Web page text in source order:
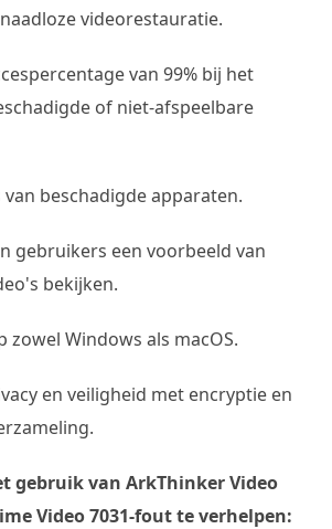
videorestauratie.
van 99% bij het
of niet-afspeelbare
van beschadigde apparaten.
gebruikers een voorbeeld van
bekijken.
zowel Windows als macOS.
en veiligheid met encryptie en
gebruik van ArkThinker Video
Video 7031-fout te verhelpen: